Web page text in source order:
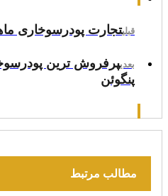
قبلیتجارت پودرسوخاری
بعدیپرفروش ترین
پنگوئن
مطالب مرتبط